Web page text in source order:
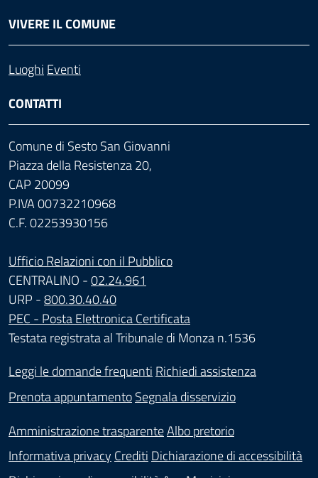
VIVERE IL COMUNE
Luoghi Eventi
CONTATTI
Comune di Sesto San Giovanni
Piazza della Resistenza 20,
CAP 20099
P.IVA 00732210968
C.F. 02253930156
Ufficio Relazioni con il Pubblico
CENTRALINO -02.24.961
URP -800.30.40.40
PEC - Posta Elettronica Certificata
Testata registrata al Tribunale di Monza n.1536
Leggi le domande frequenti Richiedi assistenza
Prenota appuntamentoSegnala disservizio
Amministrazione trasparenteAlbo pretorio
Informativa privacy Crediti Dichiarazione di accessibilità